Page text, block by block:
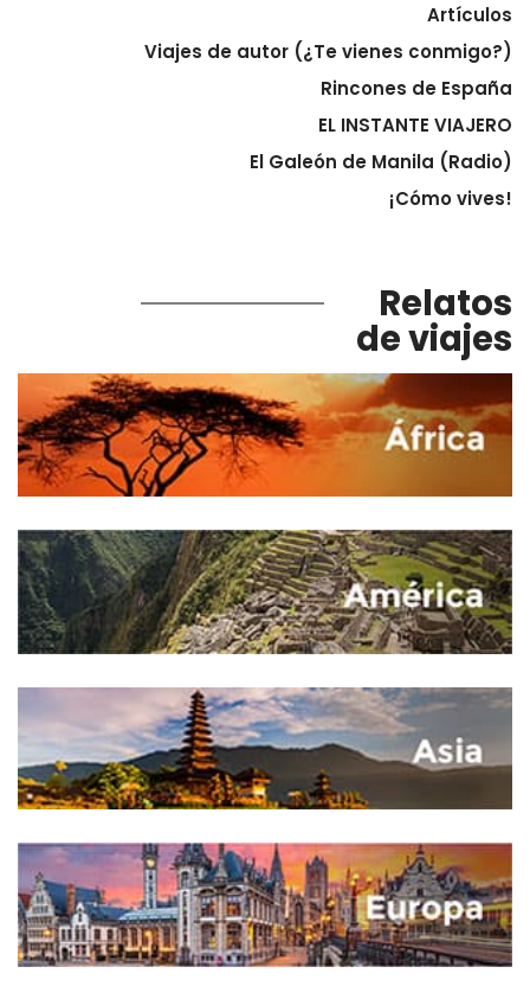
Artículos
Viajes de autor (¿Te vienes conmigo?)
Rincones de España
EL INSTANTE VIAJERO
El Galeón de Manila (Radio)
¡Cómo vives!
Relatos
de viajes